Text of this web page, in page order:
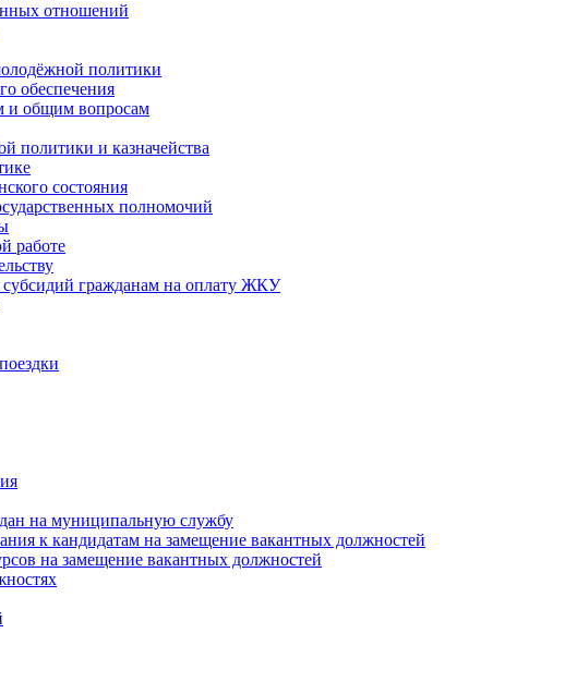
отношений
политики
обеспечения
и общим вопросам
политики и казначейства
состояния
полномочий
работе
гражданам на оплату ЖКУ
на муниципальную службу
к кандидатам на замещение вакантных должностей
на замещение вакантных должностей